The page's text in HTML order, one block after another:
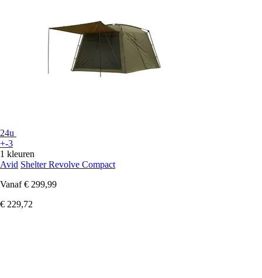
24u
+-3
1 kleuren
Avid Shelter Revolve Compact
Vanaf € 299,99
€ 229,72